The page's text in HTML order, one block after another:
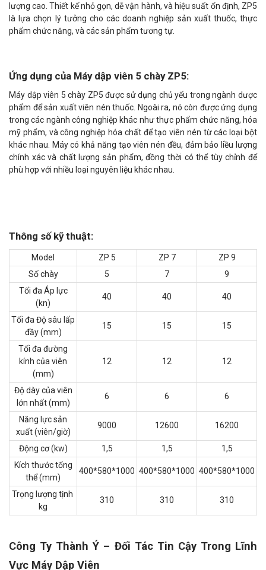
lượng cao. Thiết kế nhỏ gọn, dễ vận hành, và hiệu suất ổn định, ZP5
là lựa chọn lý tưởng cho các doanh nghiệp sản xuất thuốc, thực
phẩm chức năng, và các sản phẩm tương tự.
Ứng dụng của Máy dập viên 5 chày ZP5:
Máy dập viên 5 chày ZP5 được sử dụng chủ yếu trong ngành dược
phẩm để sản xuất viên nén thuốc. Ngoài ra, nó còn được ứng dụng
trong các ngành công nghiệp khác như thực phẩm chức năng, hóa
mỹ phẩm, và công nghiệp hóa chất để tạo viên nén từ các loại bột
khác nhau. Máy có khả năng tạo viên nén đều, đảm bảo liều lượng
chính xác và chất lượng sản phẩm, đồng thời có thể tùy chỉnh để
phù hợp với nhiều loại nguyên liệu khác nhau.
Thông số kỹ thuật:
Model ZP 5 ZP 7
ZP 9
Số chày
5 7
9
Tối đa Áp lực
(kn)
40 40 40
Tối đa Độ sâu lấp
đầy (mm)
15 15 15
Tối đa đường
kính của viên
(mm)
12 12 12
Độ dày của viên
lớn nhất (mm)
6 6 6
Năng lực sản
xuất (viên/giờ)
9000 12600 16200
Động cơ (kw) 1,5 1,5
1,5
Kích thước tổng
thể (mm)
400*580*1000 400*580*1000 400*580*1000
Trọng lượng tịnh
kg
310 310 310
Công Ty Thành Ý – Đối Tác Tin Cậy Trong Lĩnh
Vực Máy Dập Viên